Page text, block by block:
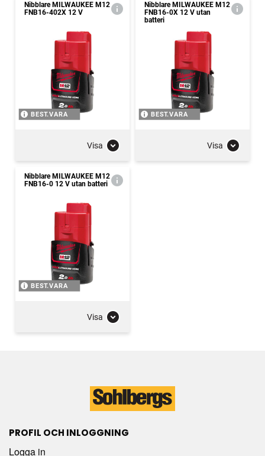
Nibblare MILWAUKEE M12
FNB16-402X 12 V
BEST.VARA
Visa
Nibblare MILWAUKEE M12
FNB16-0X 12 V utan
batteri
BEST.VARA
Visa
Nibblare MILWAUKEE M12
FNB16-0 12 V utan batteri
BEST.VARA
Visa
PROFIL OCH INLOGGNING
Logga in